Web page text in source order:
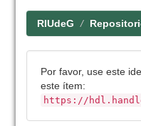
RIUdeG
Por favor, use este
este ítem:
https://